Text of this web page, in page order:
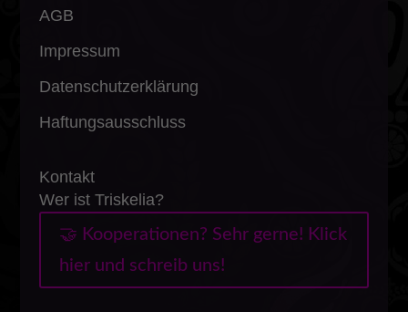
AGB
Impressum
Datenschutzerklärung
Haftungsausschluss
Kontakt
Wer ist Triskelia?
🤝 Kooperationen? Sehr gerne! Klick
hier und schreib uns!